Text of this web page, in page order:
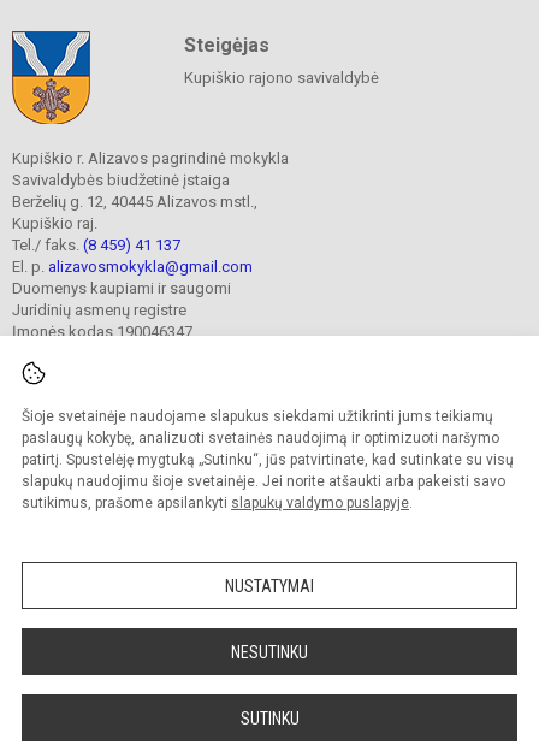
Šioje svetainėje naudojame slapukus siekdami užtikrinti jums teikiamų
paslaugų kokybę, analizuoti svetainės naudojimą ir optimizuoti naršymo
patirtį. Spustelėję mygtuką „Sutinku“, jūs patvirtinate, kad sutinkate su visų
slapukų naudojimu šioje svetainėje. Jei norite atšaukti arba pakeisti savo
sutikimus, prašome apsilankyti slapukų valdymo puslapyje.
NUSTATYMAI
NESUTINKU
SUTINKU
Steigėjas
Kupiškio rajono savivaldybė
Kupiškio r. Alizavos pagrindinė mokykla
Savivaldybės biudžetinė įstaiga
Berželių g. 12, 40445 Alizavos mstl.,
Kupiškio raj.
Tel./ faks. (8 459) 41 137
El. p. alizavosmokykla@gmail.com
Duomenys kaupiami ir saugomi
Juridinių asmenų registre
Įmonės kodas 190046347
© 2023. Kupiškio r. Alizavos pagrindinė mokykla. Visos teisės saugomos.
Kopijuoti turinį be raštiško įstaigos administracijos sutikimo griežtai draudžiama.
Prieinamumo paraiška Slapukų valdymas
Sumanus būdas atnaujinti